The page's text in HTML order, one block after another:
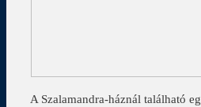
A Szalamandra-háznál található